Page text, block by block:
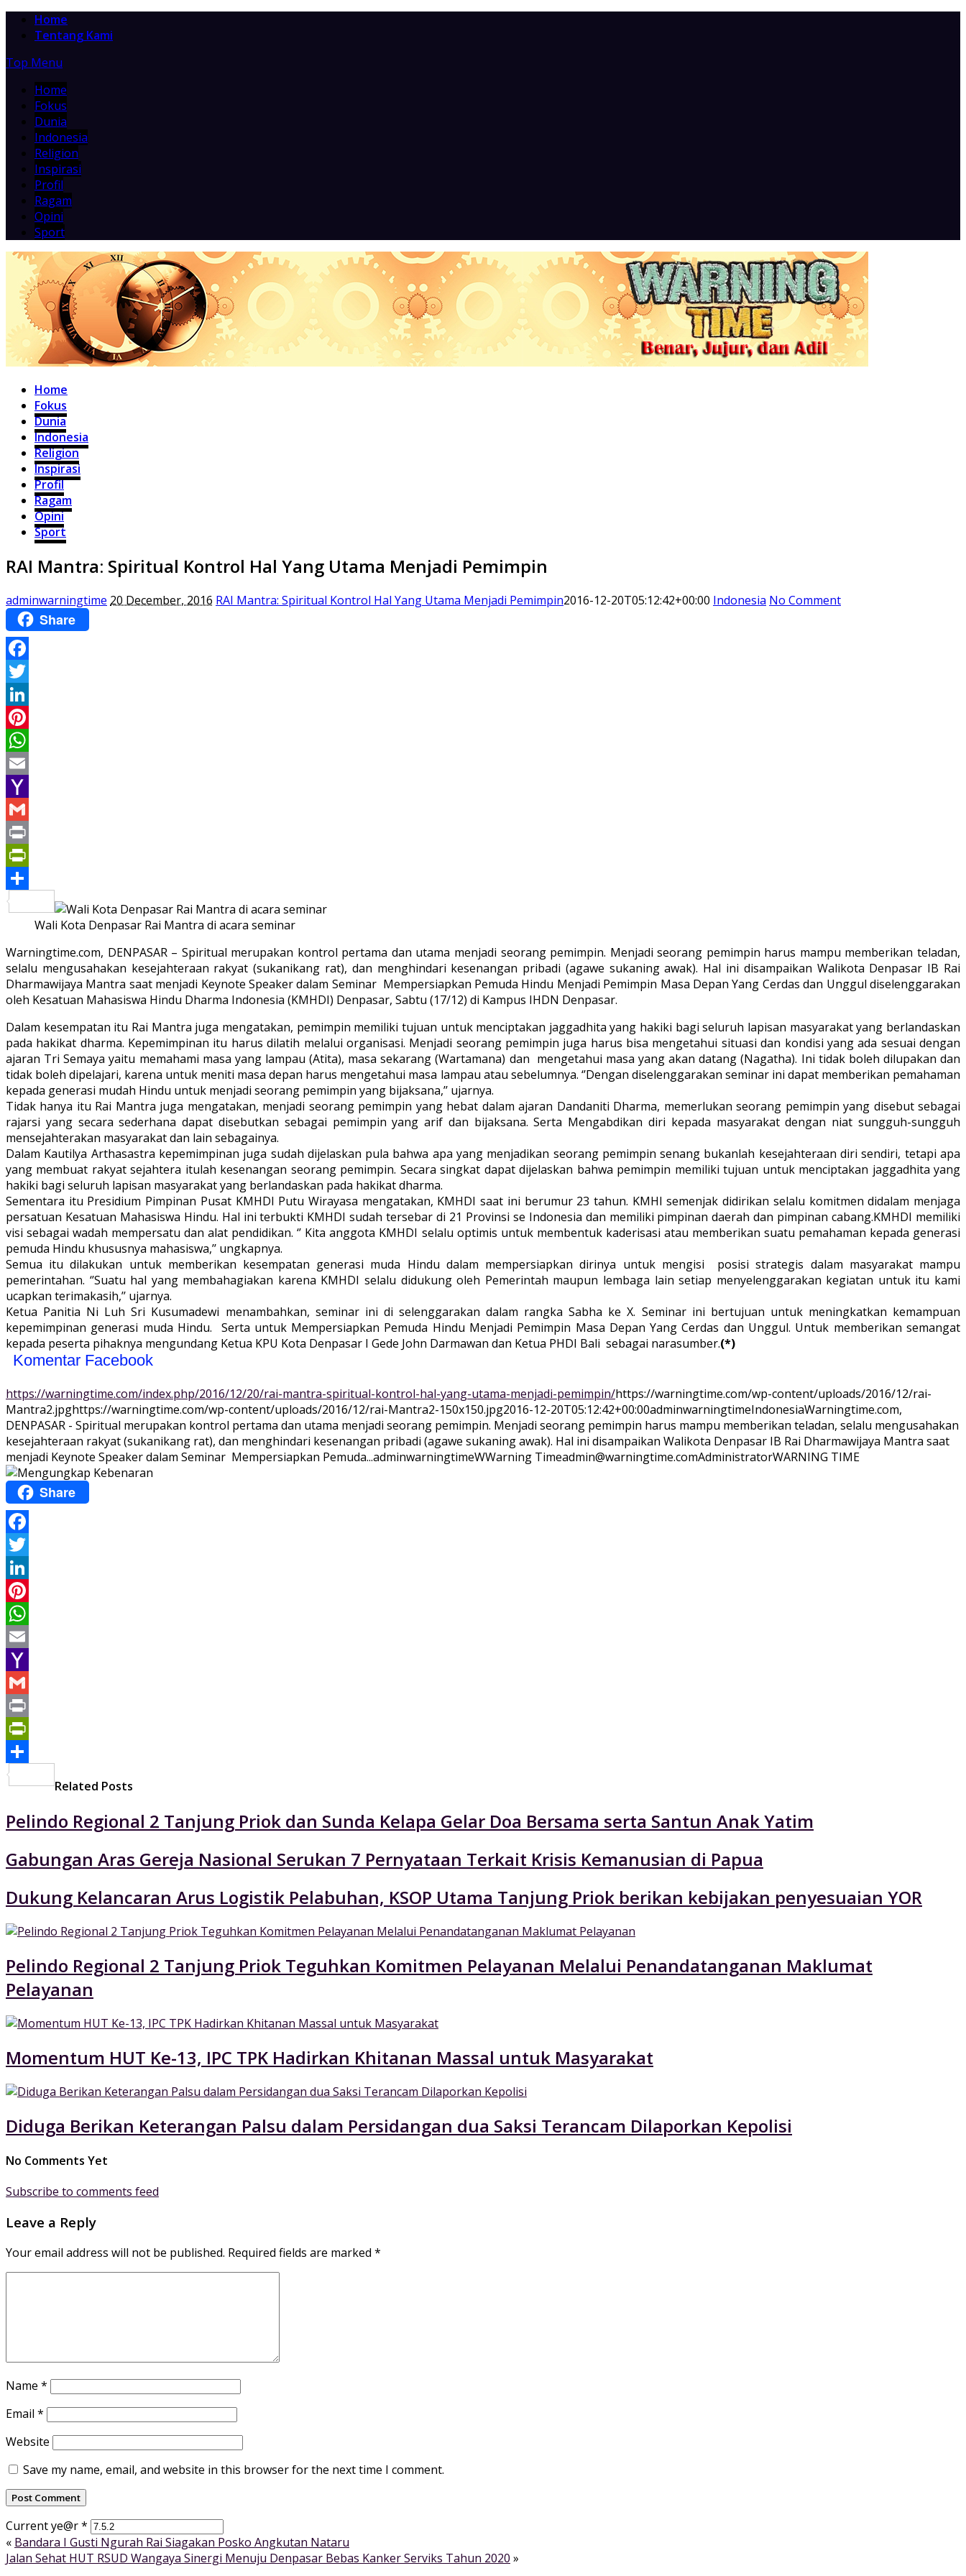
Home
Tentang Kami
Top Menu
Home
Fokus
Dunia
Indonesia
Religion
Inspirasi
Profil
Ragam
Opini
Sport
Home
Fokus
Dunia
Indonesia
Religion
Inspirasi
Profil
Ragam
Opini
Sport
RAI Mantra: Spiritual Kontrol Hal Yang Utama Menjadi Pemimpin
adminwarningtime 20 December, 2016 RAI Mantra: Spiritual Kontrol Hal Yang Utama Menjadi Pemimpin2016-12-20T05:12:42+00:00 Indonesia No Comment
Share
Facebook
Twitter
LinkedIn
Pinterest
WhatsApp
Email
Yahoo
Mail
Gmail
Print
PrintFriendly
Share
Wali Kota Denpasar Rai Mantra di acara seminar
Warningtime.com, DENPASAR – Spiritual merupakan kontrol pertama dan utama menjadi seorang pemimpin. Menjadi seorang pemimpin harus mampu memberikan teladan,
selalu mengusahakan kesejahteraan rakyat (sukanikang rat), dan menghindari kesenangan pribadi (agawe sukaning awak). Hal ini disampaikan Walikota Denpasar IB Rai
Dharmawijaya Mantra saat menjadi Keynote Speaker dalam Seminar Mempersiapkan Pemuda Hindu Menjadi Pemimpin Masa Depan Yang Cerdas dan Unggul diselenggarakan
oleh Kesatuan Mahasiswa Hindu Dharma Indonesia (KMHDI) Denpasar, Sabtu (17/12) di Kampus IHDN Denpasar.
Dalam kesempatan itu Rai Mantra juga mengatakan, pemimpin memiliki tujuan untuk menciptakan jaggadhita yang hakiki bagi seluruh lapisan masyarakat yang berlandaskan
pada hakikat dharma. Kepemimpinan itu harus dilatih melalui organisasi. Menjadi seorang pemimpin juga harus bisa mengetahui situasi dan kondisi yang ada sesuai dengan
ajaran Tri Semaya yaitu memahami masa yang lampau (Atita), masa sekarang (Wartamana) dan mengetahui masa yang akan datang (Nagatha). Ini tidak boleh dilupakan dan
tidak boleh dipelajari, karena untuk meniti masa depan harus mengetahui masa lampau atau sebelumnya. ‘’Dengan diselenggarakan seminar ini dapat memberikan pemahaman
kepada generasi mudah Hindu untuk menjadi seorang pemimpin yang bijaksana,’’ ujarnya.
Tidak hanya itu Rai Mantra juga mengatakan, menjadi seorang pemimpin yang hebat dalam ajaran Dandaniti Dharma, memerlukan seorang pemimpin yang disebut sebagai
rajarsi yang secara sederhana dapat disebutkan sebagai pemimpin yang arif dan bijaksana. Serta Mengabdikan diri kepada masyarakat dengan niat sungguh-sungguh
mensejahterakan masyarakat dan lain sebagainya.
Dalam Kautilya Arthasastra kepemimpinan juga sudah dijelaskan pula bahwa apa yang menjadikan seorang pemimpin senang bukanlah kesejahteraan diri sendiri, tetapi apa
yang membuat rakyat sejahtera itulah kesenangan seorang pemimpin. Secara singkat dapat dijelaskan bahwa pemimpin memiliki tujuan untuk menciptakan jaggadhita yang
hakiki bagi seluruh lapisan masyarakat yang berlandaskan pada hakikat dharma.
Sementara itu Presidium Pimpinan Pusat KMHDI Putu Wirayasa mengatakan, KMHDI saat ini berumur 23 tahun. KMHI semenjak didirikan selalu komitmen didalam menjaga
persatuan Kesatuan Mahasiswa Hindu. Hal ini terbukti KMHDI sudah tersebar di 21 Provinsi se Indonesia dan memiliki pimpinan daerah dan pimpinan cabang.KMHDI memiliki
visi sebagai wadah mempersatu dan alat pendidikan. ‘’ Kita anggota KMHDI selalu optimis untuk membentuk kaderisasi atau memberikan suatu pemahaman kepada generasi
pemuda Hindu khususnya mahasiswa,’’ ungkapnya.
Semua itu dilakukan untuk memberikan kesempatan generasi muda Hindu dalam mempersiapkan dirinya untuk mengisi posisi strategis dalam masyarakat mampu
pemerintahan. ‘’Suatu hal yang membahagiakan karena KMHDI selalu didukung oleh Pemerintah maupun lembaga lain setiap menyelenggarakan kegiatan untuk itu kami
ucapkan terimakasih,’’ ujarnya.
Ketua Panitia Ni Luh Sri Kusumadewi menambahkan, seminar ini di selenggarakan dalam rangka Sabha ke X. Seminar ini bertujuan untuk meningkatkan kemampuan
kepemimpinan generasi muda Hindu. Serta untuk Mempersiapkan Pemuda Hindu Menjadi Pemimpin Masa Depan Yang Cerdas dan Unggul. Untuk memberikan semangat
kepada peserta pihaknya mengundang Ketua KPU Kota Denpasar I Gede John Darmawan dan Ketua PHDI Bali sebagai narasumber.(*)
Komentar Facebook
https://warningtime.com/index.php/2016/12/20/rai-mantra-spiritual-kontrol-hal-yang-utama-menjadi-pemimpin/https://warningtime.com/wp-content/uploads/2016/12/rai-
Mantra2.jpghttps://warningtime.com/wp-content/uploads/2016/12/rai-Mantra2-150x150.jpg2016-12-20T05:12:42+00:00adminwarningtimeIndonesiaWarningtime.com,
DENPASAR - Spiritual merupakan kontrol pertama dan utama menjadi seorang pemimpin. Menjadi seorang pemimpin harus mampu memberikan teladan, selalu mengusahakan
kesejahteraan rakyat (sukanikang rat), dan menghindari kesenangan pribadi (agawe sukaning awak). Hal ini disampaikan Walikota Denpasar IB Rai Dharmawijaya Mantra saat
menjadi Keynote Speaker dalam Seminar Mempersiapkan Pemuda...adminwarningtimeWWarning Timeadmin@warningtime.comAdministratorWARNING TIME
Share
Facebook
Twitter
LinkedIn
Pinterest
WhatsApp
Email
Yahoo
Mail
Gmail
Print
PrintFriendly
Related Posts
Pelindo Regional 2 Tanjung Priok dan Sunda Kelapa Gelar Doa Bersama serta Santun Anak Yatim
Gabungan Aras Gereja Nasional Serukan 7 Pernyataan Terkait Krisis Kemanusian di Papua
Dukung Kelancaran Arus Logistik Pelabuhan, KSOP Utama Tanjung Priok berikan kebijakan penyesuaian YOR
Pelindo Regional 2 Tanjung Priok Teguhkan Komitmen Pelayanan Melalui Penandatanganan Maklumat
Pelayanan
Momentum HUT Ke-13, IPC TPK Hadirkan Khitanan Massal untuk Masyarakat
Diduga Berikan Keterangan Palsu dalam Persidangan dua Saksi Terancam Dilaporkan Kepolisi
No Comments Yet
Subscribe to comments feed
Leave a Reply
Your email address will not be published. Required fields are marked *
Name *
Email *
Website
Save my name, email, and website in this browser for the next time I comment.
Current ye@r*
« Bandara I Gusti Ngurah Rai Siagakan Posko Angkutan Nataru
Jalan Sehat HUT RSUD Wangaya Sinergi Menuju Denpasar Bebas Kanker Serviks Tahun 2020 »